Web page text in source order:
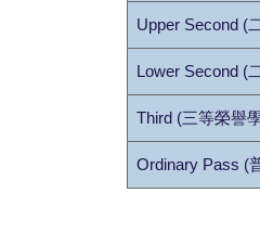
Upper Second (
Lower Second (
Third (三等榮譽
Ordinary Pass (